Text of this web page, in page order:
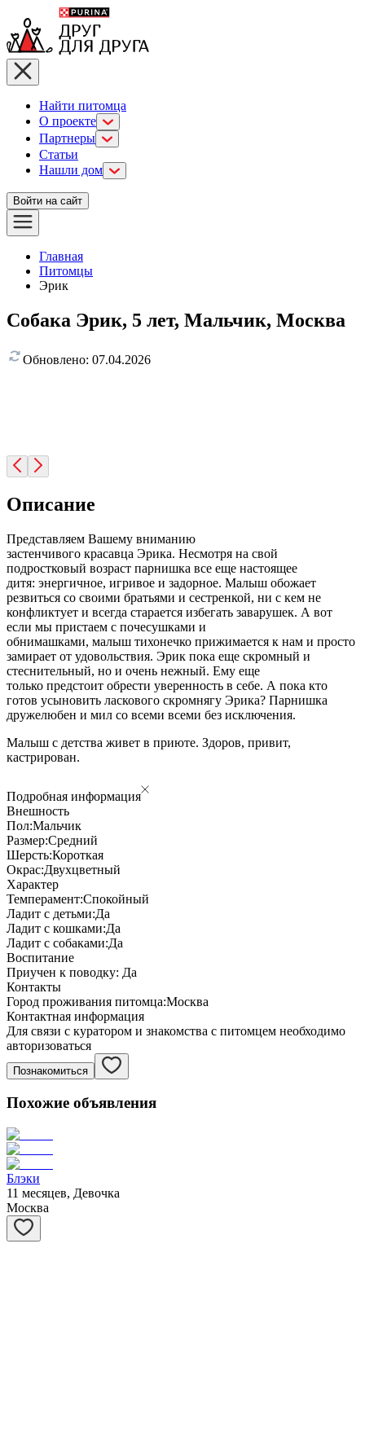
Найти питомца
О проекте
Партнеры
Статьи
Нашли дом
Войти на сайт
Главная
Питомцы
Эрик
Собака Эрик, 5 лет, Мальчик, Москва
Обновлено: 07.04.2026
Описание
Представляем Вашему вниманию
застенчивого красавца Эрика. Несмотря на свой
подростковый возраст парнишка все еще настоящее
дитя: энергичное, игривое и задорное. Малыш обожает
резвиться со своими братьями и сестренкой, ни с кем не
конфликтует и всегда старается избегать заварушек. А вот
если мы пристаем с почесушками и
обнимашками, малыш тихонечко прижимается к нам и просто
замирает от удовольствия. Эрик пока еще скромный и
стеснительный, но и очень нежный. Ему еще
только предстоит обрести уверенность в себе. А пока кто
готов усыновить ласкового скромнягу Эрика? Парнишка
дружелюбен и мил со всеми всеми без исключения.
Малыш с детства живет в приюте. Здоров, привит,
кастрирован.
Подробная информация
Внешность
Пол:Мальчик
Размер:Средний
Шерсть:Короткая
Окрас:Двухцветный
Характер
Темперамент:Спокойный
Ладит с детьми:Да
Ладит с кошками:Да
Ладит с собаками:Да
Воспитание
Приучен к поводку: Да
Контакты
Город проживания питомца:Москва
Контактная информация
Для связи с куратором и знакомства с питомцем необходимо
авторизоваться
Познакомиться
Похожие объявления
Блэки
11 месяцев, Девочка
Москва